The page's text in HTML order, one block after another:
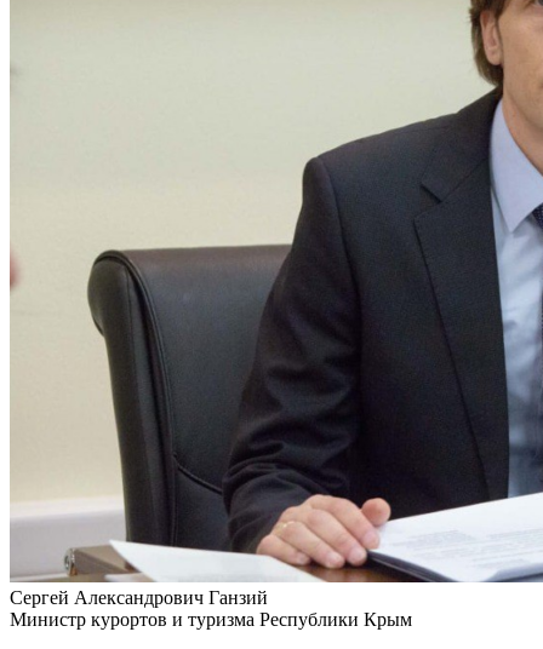
Сергей Александрович Ганзий
Министр курортов и туризма Республики Крым